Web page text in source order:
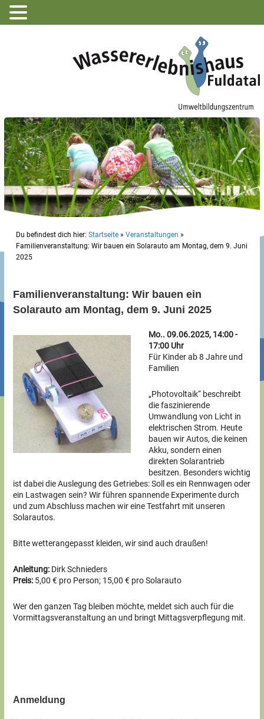
Du befindest dich hier: Startseite » Veranstaltungen »
Familienveranstaltung: Wir bauen ein Solarauto am Montag, dem 9. Juni
2025
Familienveranstaltung: Wir bauen ein
Solarauto am Montag, dem 9. Juni 2025
Mo.. 09.06.2025, 14:00 -
17:00 Uhr
Für Kinder ab 8 Jahre und
Familien
„Photovoltaik“ beschreibt
die faszinierende
Umwandlung von Licht in
elektrischen Strom. Heute
bauen wir Autos, die keinen
Akku, sondern einen
direkten Solarantrieb
besitzen. Besonders wichtig
ist dabei die Auslegung des Getriebes: Soll es ein Rennwagen oder
ein Lastwagen sein? Wir führen spannende Experimente durch
und zum Abschluss machen wir eine Testfahrt mit unseren
Solarautos.
Bitte wetterangepasst kleiden, wir sind auch draußen!
Anleitung: Dirk Schnieders
Preis: 5,00 € pro Person; 15,00 € pro Solarauto
Wer den ganzen Tag bleiben möchte, meldet sich auch für die
Vormittagsveranstaltung an und bringt Mittagsverpflegung mit.
Anmeldung